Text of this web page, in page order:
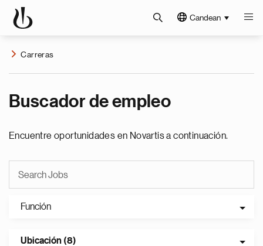
Candean
Carreras
Buscador de empleo
Encuentre oportunidades en Novartis a continuación.
Función
Ubicación (8)